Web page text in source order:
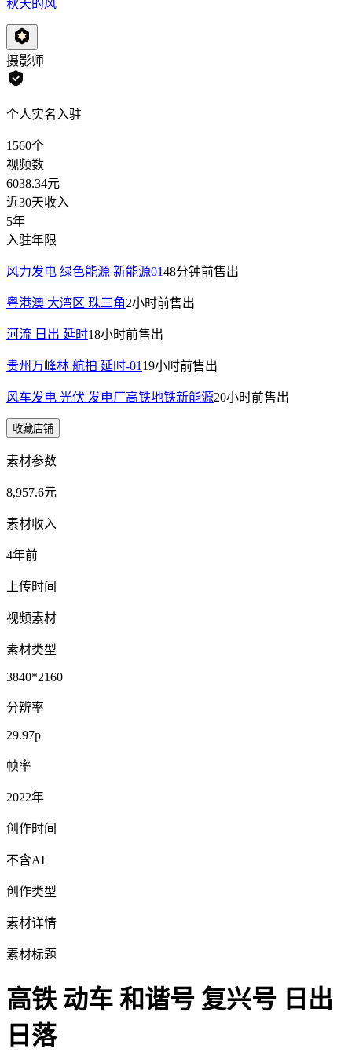
秋天的风
摄影师
个人实名入驻
1560个
视频数
6038.34元
近30天收入
5年
入驻年限
风力发电 绿色能源 新能源0148分钟前售出
粤港澳 大湾区 珠三角2小时前售出
河流 日出 延时18小时前售出
贵州万峰林 航拍 延时-01 19小时前售出
风车发电 光伏 发电厂高铁地铁新能源20小时前售出
收藏店铺
素材参数
8,957.6元
素材收入
4年前
上传时间
视频素材
素材类型
3840*2160
分辨率
29.97p
帧率
2022年
创作时间
不含AI
创作类型
素材详情
素材标题
高铁 动车 和谐号 复兴号 日出
日落